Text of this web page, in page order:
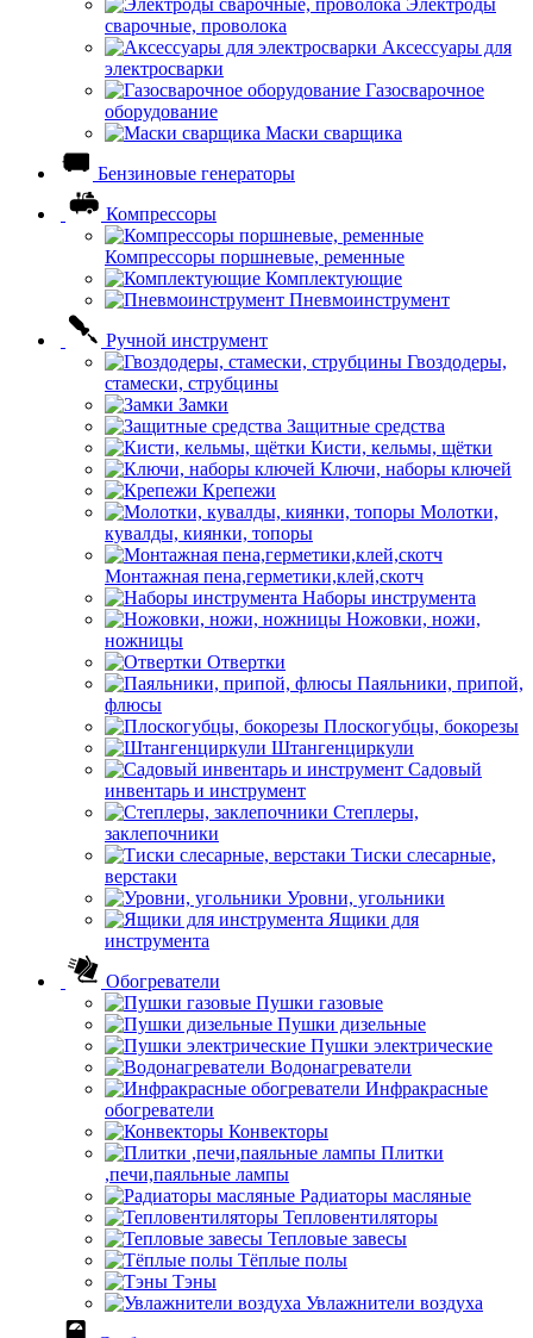
Электроды
сварочные, проволока
Аксессуары для
электросварки
Газосварочное
оборудование
Маски сварщика
Бензиновые генераторы
Компрессоры
Компрессоры поршневые, ременные
Комплектующие
Пневмоинструмент
Ручной инструмент
Гвоздодеры,
стамески, струбцины
Замки
Защитные средства
Кисти, кельмы, щётки
Ключи, наборы ключей
Крепежи
Молотки,
кувалды, киянки, топоры
Монтажная пена,герметики,клей,скотч
Наборы инструмента
Ножовки, ножи,
ножницы
Отвертки
Паяльники, припой,
флюсы
Плоскогубцы, бокорезы
Штангенциркули
Садовый
инвентарь и инструмент
Степлеры,
заклепочники
Тиски слесарные,
верстаки
Уровни, угольники
Ящики для
инструмента
Обогреватели
Пушки газовые
Пушки дизельные
Пушки электрические
Водонагреватели
Инфракрасные
обогреватели
Конвекторы
Плитки
,печи,паяльные лампы
Радиаторы масляные
Тепловентиляторы
Тепловые завесы
Тёплые полы
Тэны
Увлажнители воздуха